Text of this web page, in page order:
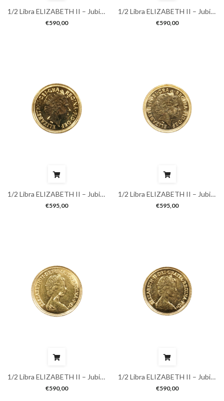
1/2 Libra ELIZABETH II – Jubileu
€590,00
1/2 Libra ELIZABETH II – Jubileu
€590,00
1/2 Libra ELIZABETH II – Jubileu
€595,00
1/2 Libra ELIZABETH II – Jubileu
€595,00
1/2 Libra ELIZABETH II – Jubileu
€590,00
1/2 Libra ELIZABETH II – Jubileu
€590,00